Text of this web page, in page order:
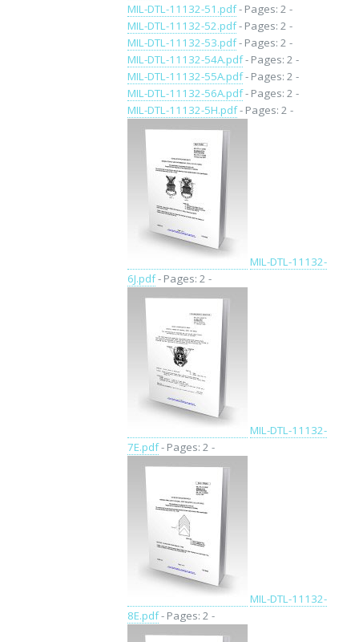
MIL-DTL-11132-51.pdf- Pages: 2 -
MIL-DTL-11132-52.pdf- Pages: 2 -
MIL-DTL-11132-53.pdf- Pages: 2 -
MIL-DTL-11132-54A.pdf- Pages: 2 -
MIL-DTL-11132-55A.pdf- Pages: 2 -
MIL-DTL-11132-56A.pdf- Pages: 2 -
MIL-DTL-11132-5H.pdf- Pages: 2 -
MIL-DTL-11132-
6J.pdf- Pages: 2 -
MIL-DTL-11132-
7E.pdf- Pages: 2 -
MIL-DTL-11132-
8E.pdf- Pages: 2 -